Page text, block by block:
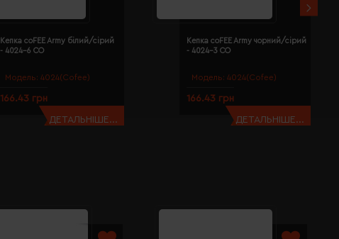
Модель: 4024(Cofee)
Кепка coFEE Army білий/сірий
- 4024-6 CO
166.43 грн
ДЕТАЛЬНІШЕ...
Модель: 4024(Cofee)
Кепка coFEE Army чорний/сірий
- 4024-3 CO
166.43 грн
ДЕТАЛЬНІШЕ...